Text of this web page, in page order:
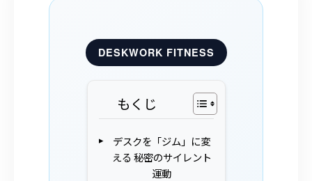
DESKWORK FITNESS
もくじ
デスクを「ジム」に変
える 秘密のサイレント
運動